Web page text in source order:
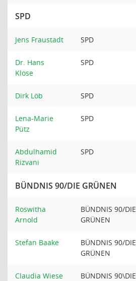
SPD
Jens Fraustadt SPD
Dr. Hans
Klose
SPD
Dirk Löb SPD
Lena-Marie
Pütz
SPD
Abdulhamid
Rizvani
SPD
BÜNDNIS 90/DIE GRÜNEN
Roswitha
Arnold
BÜNDNIS 90/DIE
GRÜNEN
Stefan Baake
BÜNDNIS 90/DIE
GRÜNEN
Claudia Wiese
BÜNDNIS 90\DIE